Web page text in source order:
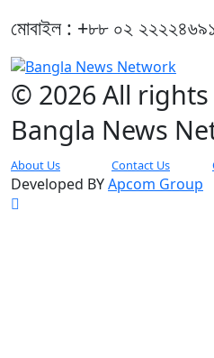
মোবাইল : +৮৮ ০২
© 2026 All
Bangla News
About Us Contact Us
Developed BYApcom Group